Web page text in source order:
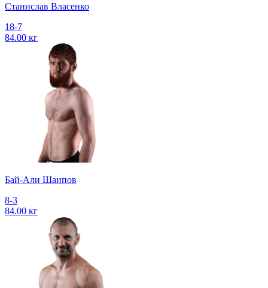
Станислав Власенко
18-7
84.00 кг
Бай-Али Шаипов
8-3
84.00 кг